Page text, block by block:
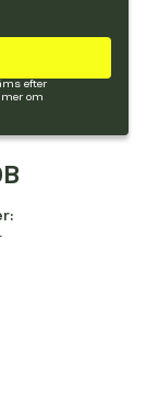
efter
mer om